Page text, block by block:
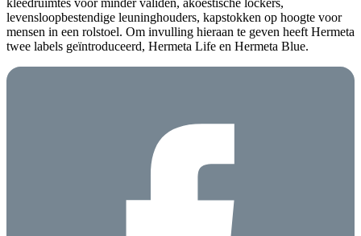
kleedruimtes voor minder validen, akoestische lockers,
levensloopbestendige leuninghouders, kapstokken op hoogte voor
mensen in een rolstoel. Om invulling hieraan te geven heeft Hermeta
twee labels geïntroduceerd, Hermeta Life en Hermeta Blue.